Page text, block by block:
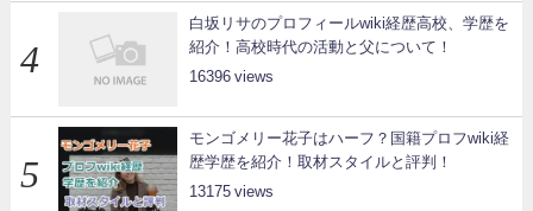
白坂リサのプロフィールwiki経歴高校、学歴を
紹介！高校時代の活動と父について！
16396
モンゴメリー花子はハーフ？国籍プロフwiki経
歴学歴を紹介！取材スタイルと評判！
13175